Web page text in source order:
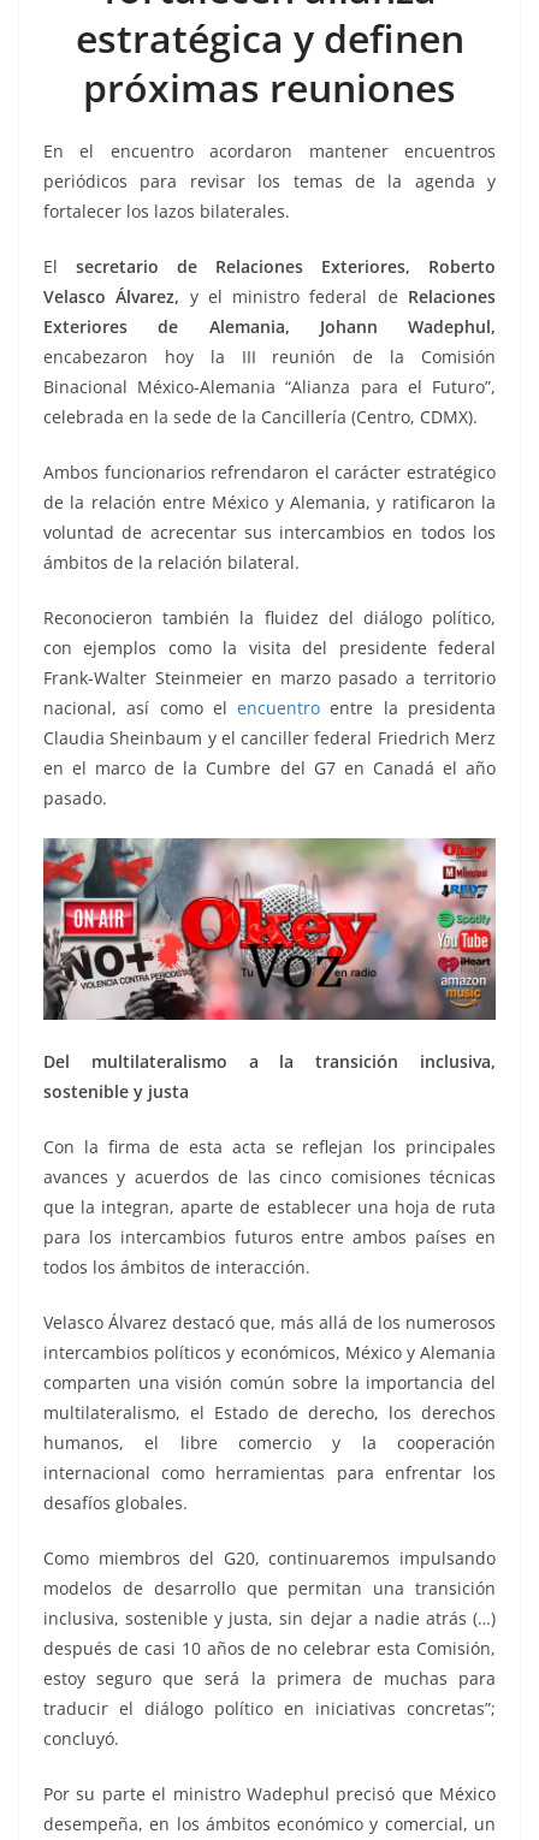
o
k
p k
estratégica y definen
próximas reuniones
En el encuentro acordaron mantener encuentros
periódicos para revisar los temas de la agenda y
fortalecer los lazos bilaterales.
El secretario de Relaciones Exteriores, Roberto
Velasco Álvarez, y el ministro federal de Relaciones
Exteriores de Alemania, Johann Wadephul,
encabezaron hoy la III reunión de la Comisión
Binacional México-Alemania “Alianza para el Futuro”,
celebrada en la sede de la Cancillería (Centro, CDMX).
Ambos funcionarios refrendaron el carácter estratégico
de la relación entre México y Alemania, y ratificaron la
voluntad de acrecentar sus intercambios en todos los
ámbitos de la relación bilateral.
Reconocieron también la fluidez del diálogo político,
con ejemplos como la visita del presidente federal
Frank-Walter Steinmeier en marzo pasado a territorio
nacional, así como elencuentroentre la presidenta
Claudia Sheinbaum y el canciller federal Friedrich Merz
en el marco de la Cumbre del G7 en Canadá el año
pasado.
Del multilateralismo a la transición inclusiva,
sostenible y justa
Con la firma de esta acta se reflejan los principales
avances y acuerdos de las cinco comisiones técnicas
que la integran, aparte de establecer una hoja de ruta
para los intercambios futuros entre ambos países en
todos los ámbitos de interacción.
Velasco Álvarez destacó que, más allá de los numerosos
intercambios políticos y económicos, México y Alemania
comparten una visión común sobre la importancia del
multilateralismo, el Estado de derecho, los derechos
humanos, el libre comercio y la cooperación
internacional como herramientas para enfrentar los
desafíos globales.
Como miembros del G20, continuaremos impulsando
modelos de desarrollo que permitan una transición
inclusiva, sostenible y justa, sin dejar a nadie atrás (…)
después de casi 10 años de no celebrar esta Comisión,
estoy seguro que será la primera de muchas para
traducir el diálogo político en iniciativas concretas”;
concluyó.
Por su parte el ministro Wadephul precisó que México
desempeña, en los ámbitos económico y comercial, un